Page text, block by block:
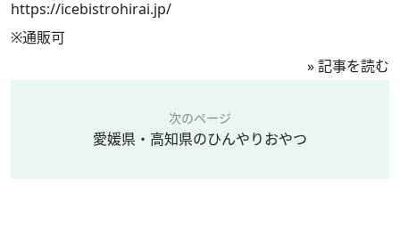
https://icebistrohirai.jp/
※通販可
»記事を読む
次のページ
愛媛県・高知県のひんやりおやつ